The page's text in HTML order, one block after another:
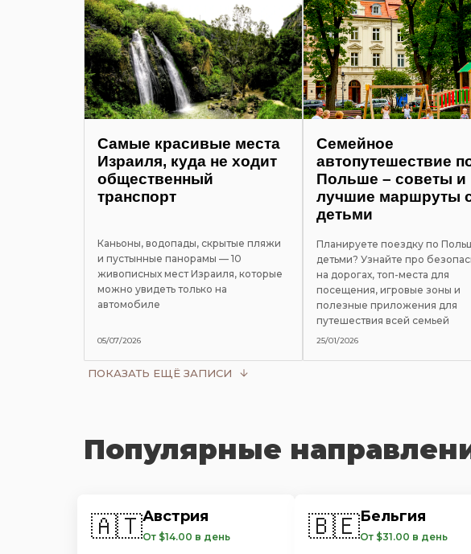
Самые красивые места
Израиля, куда не ходит
общественный
транспорт
Каньоны, водопады, скрытые пляжи
и пустынные панорамы — 10
живописных мест Израиля, которые
можно увидеть только на
автомобиле
05/07/2026
Семейное
автопутешествие
Польше – советы и
лучшие маршруты
детьми
Планируете поездку по
детьми? Узнайте про
на дорогах, топ-места для
посещения, игровые зоны и
полезные приложения для
путешествия всей семьей
25/01/2026
ПОКАЗАТЬ ЕЩЁ ЗАПИСИ
Популярные
🇦🇹Австрия
От $14.00 в день 🇧🇪Бельгия
От $31.00 в день